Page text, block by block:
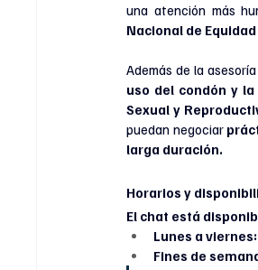
una atención más
Nacional de
Además de la
uso del condón y
Sexual y
puedan negociar
larga duración.
Horarios y
El chat está
Lunes a viernes:
Fines de